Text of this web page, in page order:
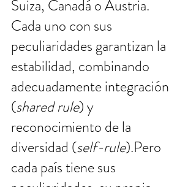
Suiza, Canadá o Austria.
Cada uno con sus
peculiaridades garantizan la
estabilidad, combinando
adecuadamente integración
(shared rule) y
reconocimiento de la
diversidad (self-rule).Pero
cada país tiene sus